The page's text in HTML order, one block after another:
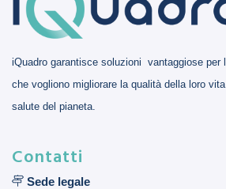
iQuadro garantisce soluzioni vantaggiose per
che vogliono migliorare la qualità della loro
salute del pianeta.
Contatti
Sede legale